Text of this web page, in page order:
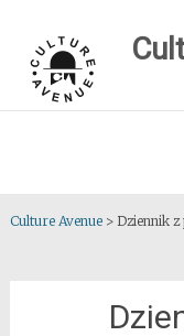
content
Culture Avenue> Dziennik